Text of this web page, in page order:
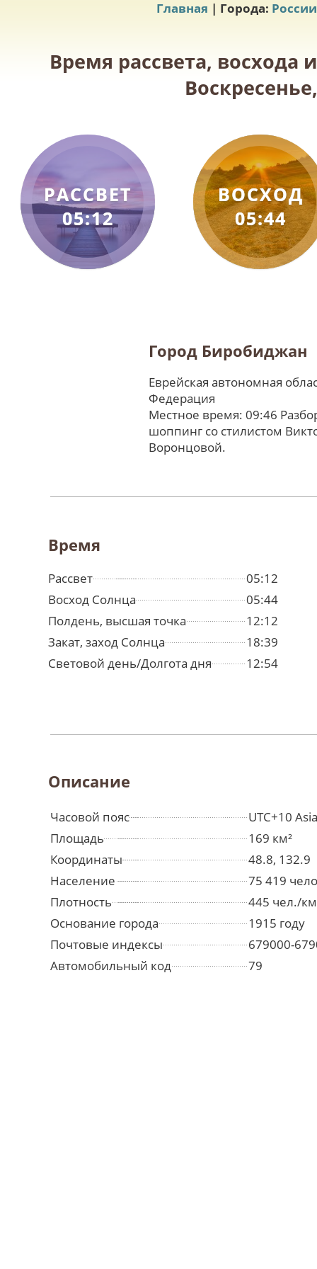
Главная | Города: России
Время рассвета, восхода
РАССВЕТ
05:12
ВОСХОД
05:44
Город Биробиджан
Еврейская автономная
Федерация
Местное время: 09:46
шоппинг со стилистом
Воронцовой.
Время
Рассвет
05:12
Восход Солнца
05:44
Полдень, высшая точка
12:12
Закат, заход Солнца
18:39
Световой день/Долгота дня
12:54
Описание
Часовой пояс
UTC+10
Площадь
169 км²
Координаты
48.8, 132.9
Население
75 419
Плотность
445 чел./
Основание города
1915 году
Почтовые индексы
679000-
Автомобильный код
79